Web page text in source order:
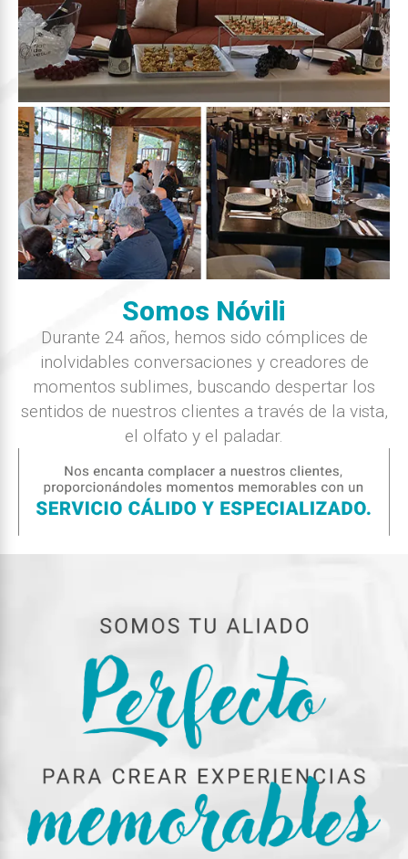
Somos Nóvili
Durante 24 años, hemos sido cómplices de
inolvidables conversaciones y creadores de
momentos sublimes, buscando despertar los
sentidos de nuestros clientes a través de la vista,
el olfato y el paladar.